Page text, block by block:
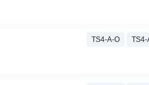
TS4-A-O TS4-